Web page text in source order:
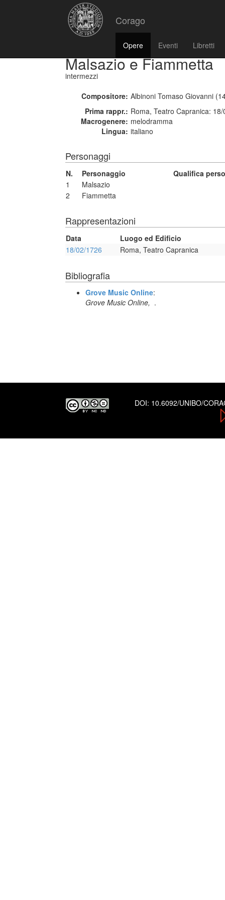
Corago
Opere Eventi Libretti
Malsazio e Fiammetta
intermezzi
Compositore: Albinoni Tomaso Giovanni
Prima rappr.: Roma, Teatro Capranica:
Macrogenere: melodramma
Lingua: italiano
Personaggi
N. Personaggio
Qualifica
1
Malsazio
2
Fiammetta
Rappresentazioni
Data
Luogo ed Edificio
18/02/1726
Roma, Teatro Capranica
Bibliografia
Grove Music Online:
Grove Music Online, .
DOI: 10.6092/UNIBO/